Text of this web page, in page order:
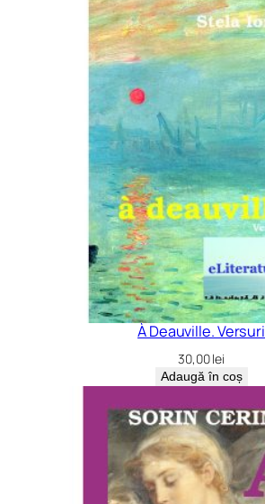
À Deauville. Versuri
30,00lei
Adaugă în coș